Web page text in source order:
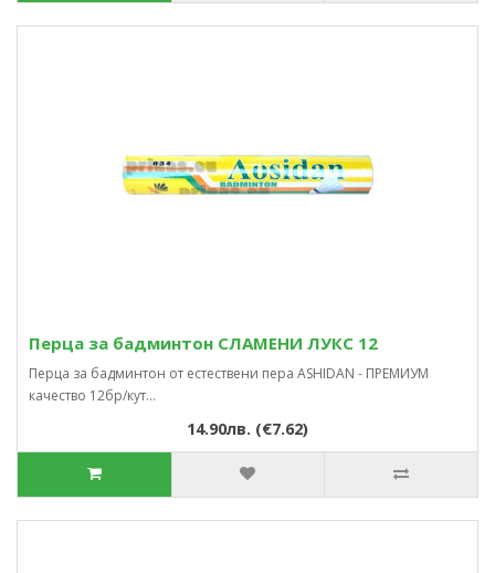
Перца за бадминтон СЛАМЕНИ ЛУКС 12
Перца за бадминтон от естествени пера ASHIDAN - ПРЕМИУМ
качество 12бр/кут...
14.90лв. (€7.62)